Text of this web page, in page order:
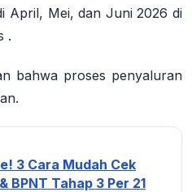
April, Mei, dan Juni 2026 di
.
bahwa proses penyaluran
3 Cara Mudah Cek
BPNT Tahap 3 Per 21